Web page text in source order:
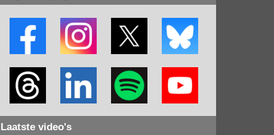
Laatste video's